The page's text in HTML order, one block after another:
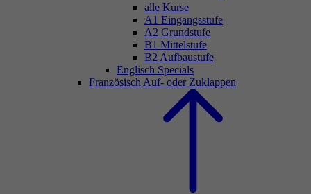
alle Kurse
A1 Eingangsstufe
A2 Grundstufe
B1 Mittelstufe
B2 Aufbaustufe
Englisch Specials
Französisch Auf- oder Zuklappen